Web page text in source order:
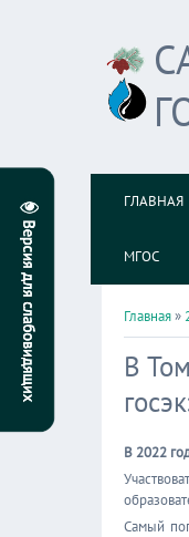
ГЛАВНАЯ
МГОС
Главная»
В
В 2022
Самый